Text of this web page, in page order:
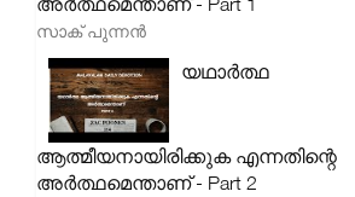
സാക് പുന്നൻ
യഥാർത്ഥ
ആത്മീയനായിരിക്കുക എന്നതിന്റെ
അർത്ഥമെന്താണ് - Part 2